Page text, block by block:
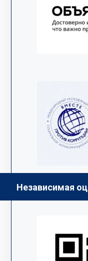
Независимая